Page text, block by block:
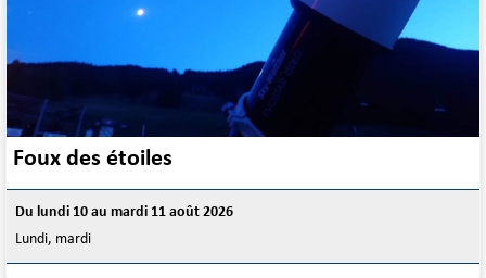
Foux des étoiles
Du lundi 10 au mardi 11 août 2026
Lundi, mardi